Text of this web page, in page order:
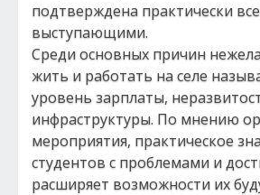
подтверждена практически
выступающими.
Среди основных причин
жить и работать на селе
уровень зарплаты,
инфраструктуры. По мнению
мероприятия, практическое
студентов с проблемами и
расширяет возможности их